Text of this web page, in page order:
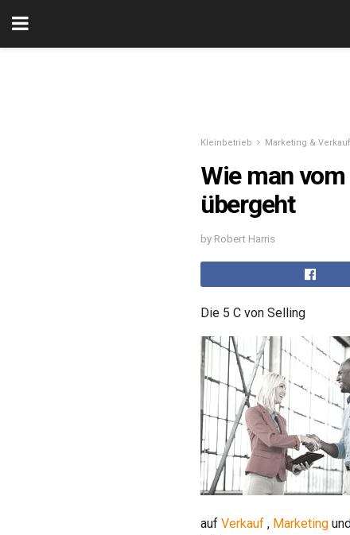
Kleinbetrieb Marketing & Verkauf
Wie man
übergeht
by Robert Harris
Die 5 C von Selling
auf Verkauf , Marketing